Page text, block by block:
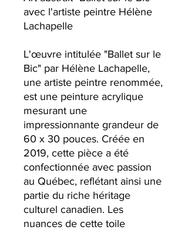
avec l'artiste peintre Hélène
Lachapelle
L'œuvre intitulée "Ballet sur le
Bic" par Hélène Lachapelle,
une artiste peintre renommée,
est une peinture acrylique
mesurant une
impressionnante grandeur de
60 x 30 pouces. Créée en
2019, cette pièce a été
confectionnée avec passion
au Québec, reflétant ainsi une
partie du riche héritage
culturel canadien. Les
nuances de cette toile